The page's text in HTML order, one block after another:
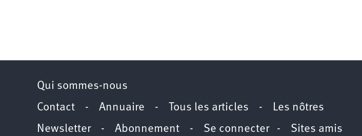
Qui sommes-nous
Contact - Annuaire - Tous les articles - Les nôtres
Newsletter- Abonnement - Se connecter- Sites amis